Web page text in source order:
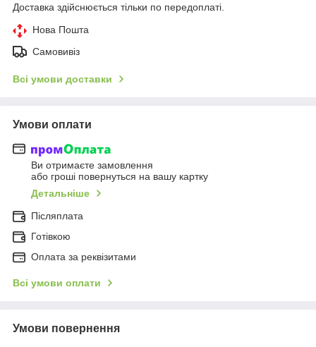
Доставка здійснюється тільки по передоплаті.
Нова Пошта
Самовивіз
Всі умови доставки
Умови оплати
Ви отримаєте замовлення
або гроші повернуться на вашу картку
Детальніше
Післяплата
Готівкою
Оплата за реквізитами
Всі умови оплати
Умови повернення